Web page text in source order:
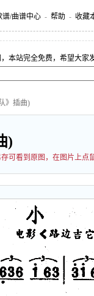
谱/曲谱中心 - 帮助 - 收藏
本站完全免费，希望大家
》插曲)
)
可看到原图，在图片上